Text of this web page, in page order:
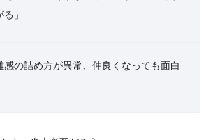
」
感の詰め方が異常、仲良くなっても面白